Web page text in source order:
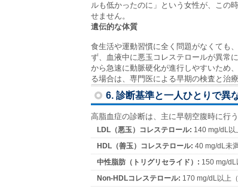
ルも低かったのに」という女性が、この
せません。
遺伝的な体質
食生活や運動習慣に全く問題がなくても
ず、血液中に悪玉コレステロールが異常
から急速に動脈硬化が進行しやすいため
る場合は、専門医による早期の検査と治療
6. 診断基準と一人ひとりで異
高脂血症の診断は、主に早朝空腹時に行
LDL（悪玉）コレステロール: 140 mg/dL以
HDL（善玉）コレステロール: 40 mg/dL未
中性脂肪（トリグリセライド）: 150 mg/dL
Non-HDLコレステロール: 170 mg/dL以上